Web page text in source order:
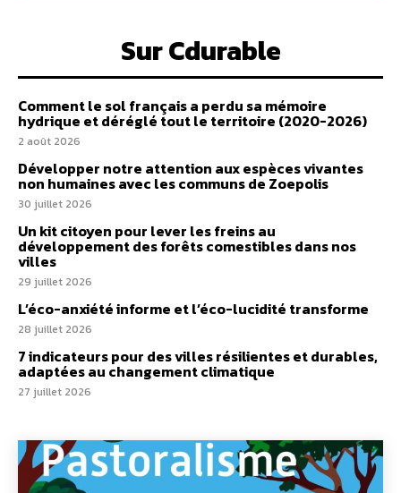
Sur Cdurable
Comment le sol français a perdu sa mémoire
hydrique et déréglé tout le territoire (2020-2026)
2 août 2026
Développer notre attention aux espèces vivantes
non humaines avec les communs de Zoepolis
30 juillet 2026
Un kit citoyen pour lever les freins au
développement des forêts comestibles dans nos
villes
29 juillet 2026
L’éco-anxiété informe et l’éco-lucidité transforme
28 juillet 2026
7 indicateurs pour des villes résilientes et durables,
adaptées au changement climatique
27 juillet 2026